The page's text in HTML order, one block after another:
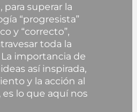
superar la
“progresista”
y “correcto”,
toda la
importancia de
así inspirada,
y la acción al
lo que aquí nos